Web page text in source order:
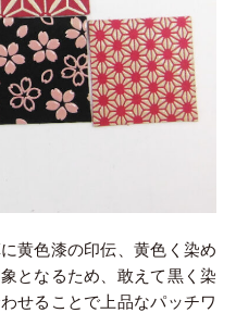
黄色漆の印伝、黄色く染め
となるため、敢えて黒く染
せることで上品なパッチワ